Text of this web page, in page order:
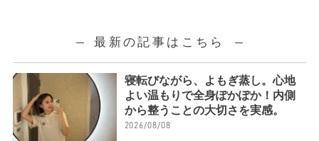
最新の記事はこちら
寝転びながら、よもぎ蒸し。心地
よい温もりで全身ぽかぽか！内側
から整うことの大切さを実感。
2026/08/08